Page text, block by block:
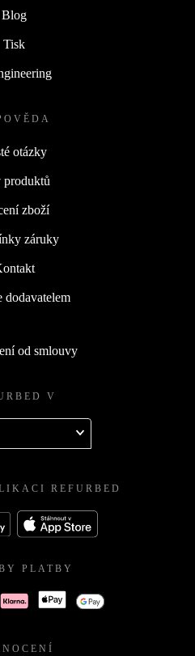
Blog
Tisk
otázky
produktů
zboží
záruky
dodavatelem
od smlouvy
V
REFURBED
PLATBY